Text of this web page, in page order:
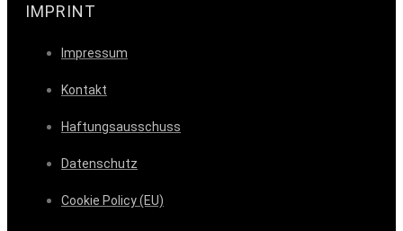
IMPRINT
Impressum
Kontakt
Haftungsausschuss
Datenschutz
Cookie Policy (EU)